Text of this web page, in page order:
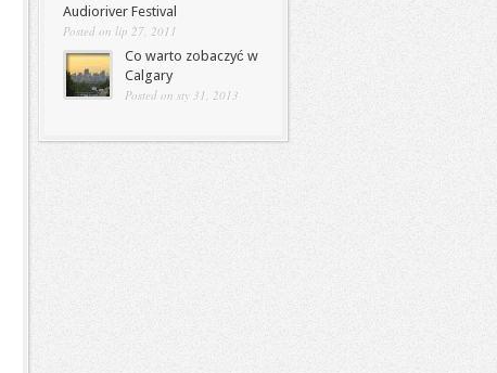
Audioriver Festival
Posted on lip 27, 2011
Co warto zobaczyć w
Calgary
Posted on sty 31, 2013